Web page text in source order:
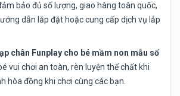
bảo đủ số lượng, giao hàng toàn quốc,
dẫn lắp đặt hoặc cung cấp dịch vụ lắp
chân Funplay cho bé mầm non mẫu số
vui chơi an toàn, rèn luyện thể chất khi
hòa đồng khi chơi cùng các bạn.